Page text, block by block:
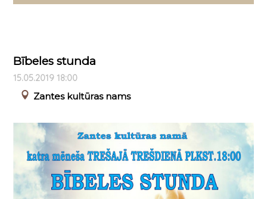
Bībeles stunda
15.05.2019 18:00
Zantes kultūras nams